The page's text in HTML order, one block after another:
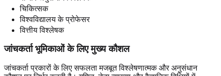
चिकित्सक
विश्वविद्यालय के प्रोफेसर
वित्तीय विश्लेषक
जांचकर्ता भूमिकाओंके लिए मुख्य कौशल
जांचकर्ता प्रकारों के लिए सफलता मजबूत विश्लेषणात्मक और अनुसंधान